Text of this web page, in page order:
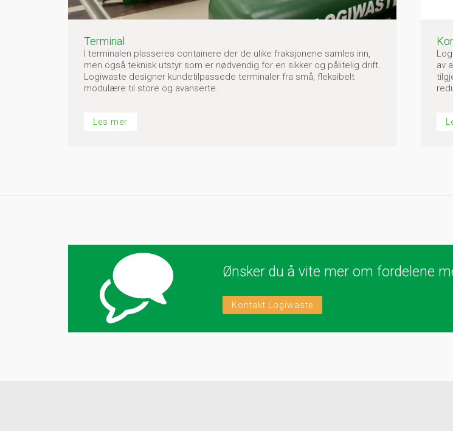
Terminal
I terminalen plasseres containere der de ulike fraksjonene samles inn,
men også teknisk utstyr som er nødvendig for en sikker og pålitelig drift.
Logiwaste designer kundetilpassede terminaler fra små, fleksibelt
modulære til store og avanserte.
Les mer
av
Ønsker du å vite mer om fordelene
Kontakt Logiwaste